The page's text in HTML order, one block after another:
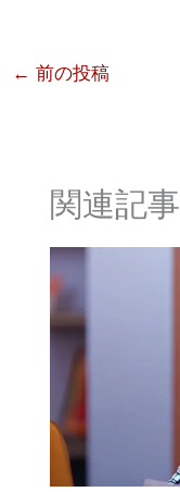
← 前の投稿
関連記事